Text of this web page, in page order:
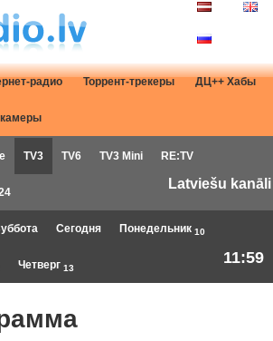
радио Торрент-трекеры ДЦ++ Хабы
TV3 TV6 TV3 Mini RE:TV
Latviešu kanāli
Сегодня Понедельник 10
Четверг 13
11:59